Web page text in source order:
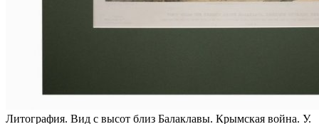
Литография. Вид с высот близ Балаклавы. Крымская война. У.